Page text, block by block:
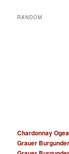
RANDOM
Chardonnay
Grauer